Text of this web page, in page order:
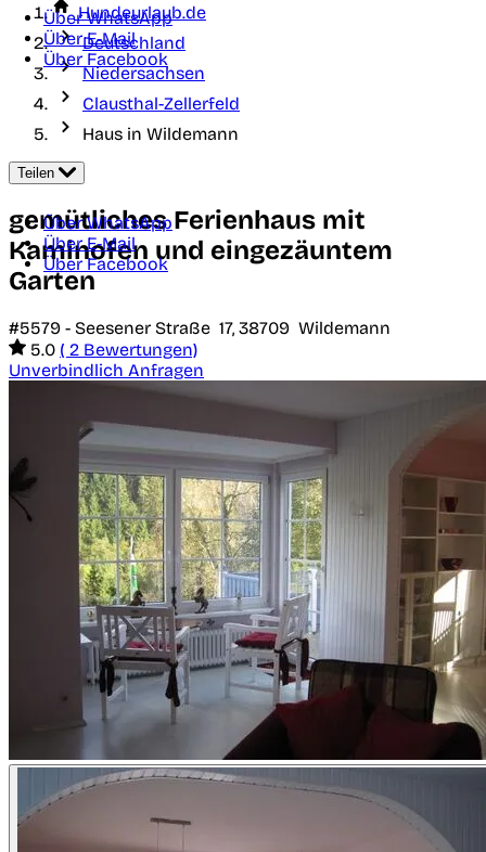
Über WhatsApp
Über E-Mail
Über Facebook
Hundeurlaub.de
Deutschland
Niedersachsen
Clausthal-Zellerfeld
Haus in Wildemann
Teilen
Über WhatsApp
Über E-Mail
Über Facebook
gemütliches Ferienhaus mit
Kaminofen und eingezäuntem
Garten
#5579 - Seesener Straße 17, 38709 Wildemann
5.0 ( 2 Bewertungen)
Unverbindlich Anfragen